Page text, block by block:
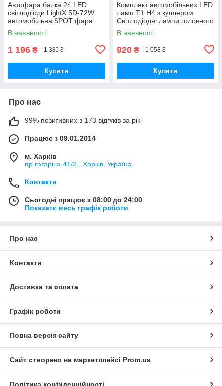
Автофара балка 24 LED
світлодіоди LightX 5D-72W
автомобільна SPOT фара
Чорна
В наявності
1 196 ₴ 1 380 ₴
Купити
Комплект автомобільних LED
ламп T1 H4 з куллером
Світлодіодні лампи головного
світло фар 50W
В наявності
920 ₴ 1 058 ₴
Купити
Про нас
99% позитивних з 173 відгуків за рік
Працює з 09.01.2014
м. Харків
пр.гагаріна 41/2 , Харків, Україна
Контакти
Сьогодні працює з 08:00 до 24:00
Показати весь графік роботи
Про нас
Контакти
Доставка та оплата
Графік роботи
Повна версія сайту
Сайт створено на маркетплейсі Prom.ua
Політика конфіденційності